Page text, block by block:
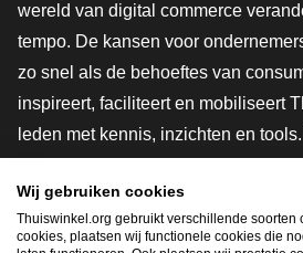
wereld van digital commerce
tempo. De kansen voor
zo snel als de behoeftes van
inspireert, faciliteert en mobiliseert
leden met kennis, inzichten en
innovatievere toekomst. Dus groei
shoppen slimmer.
Wij gebruiken cookies
Thuiswinkel.org gebruikt verschillende soorten
cookies, plaatsen wij functionele cookies die